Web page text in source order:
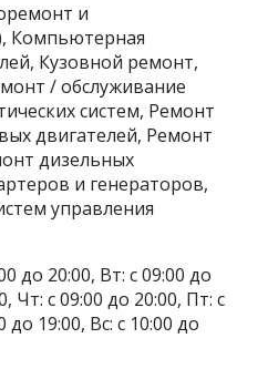
и
Компьютерная
Кузовной ремонт,
/ обслуживание
систем, Ремонт
двигателей, Ремонт
дизельных
и генераторов,
управления
до 20:00, Вт: с 09:00 до
Чт: с 09:00 до 20:00, Пт: с
до 19:00, Вс: с 10:00 до